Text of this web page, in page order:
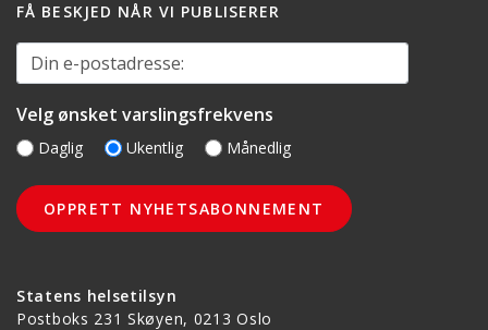
Statens helsetilsyn
Postboks 231 Skøyen, 0213 Oslo
FÅ BESKJED NÅR VI PUBLISERER
Din e-postadresse:
Velg ønsket varslingsfrekvens
Daglig Ukentlig Månedlig